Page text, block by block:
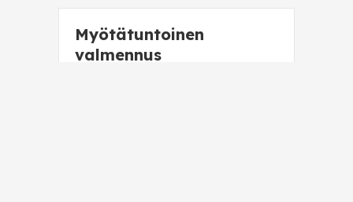
Myötätuntoinen
valmennus